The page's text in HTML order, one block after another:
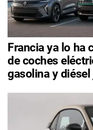
Francia ya lo ha
de coches
gasolina y